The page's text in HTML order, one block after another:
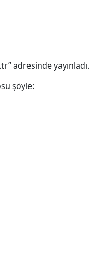
adresinde yayınladı.
şöyle: